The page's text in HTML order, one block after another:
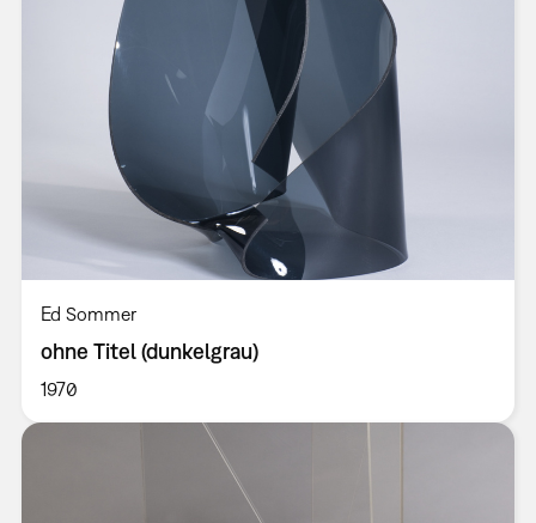
Ed Sommer
ohne Titel (dunkelgrau)
1970